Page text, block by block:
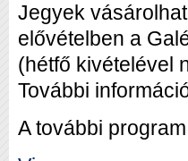
Jegyek
elővételben a
(hétfő kivételével
További
A további